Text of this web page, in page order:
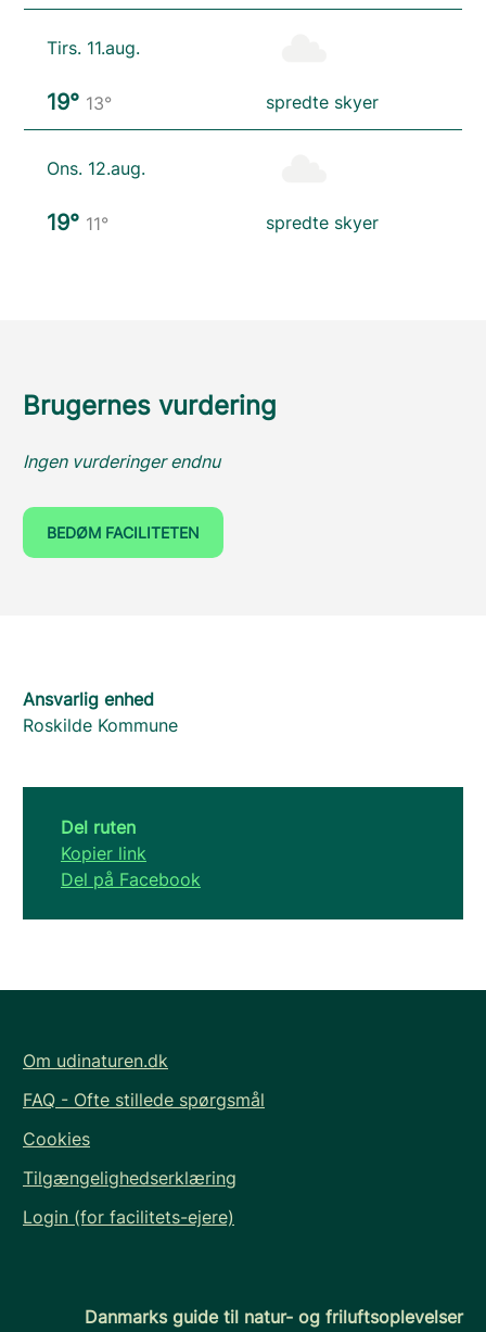
Tirs. 11.aug.
19° 13° spredte skyer
Ons. 12.aug.
19° 11° spredte skyer
Brugernes vurdering
Ingen vurderinger endnu
BEDØM FACILITETEN
Ansvarlig enhed
Roskilde Kommune
Del ruten
Kopier link
Del på Facebook
Om udinaturen.dk
FAQ - Ofte stillede spørgsmål
Cookies
Tilgængelighedserklæring
Login (for facilitets-ejere)
Danmarks guide til natur- og friluftsoplevelser